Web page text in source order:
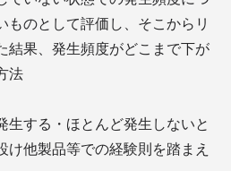
ものとして評価し、そこからリ
結果、発生頻度がどこまで下が
法
する・ほとんど発生しないと
け他製品等での経験則を踏まえ